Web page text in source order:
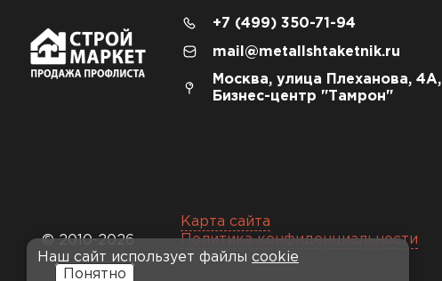
© 2010-2026
+7 (499) 350-71-94
mail@metallshtaketnik.ru
Москва, улица Плеханова, 4А,
Бизнес-центр "Тамрон"
Карта сайта
Политика конфиденциальности
Наш сайт использует файлы cookie
Понятно